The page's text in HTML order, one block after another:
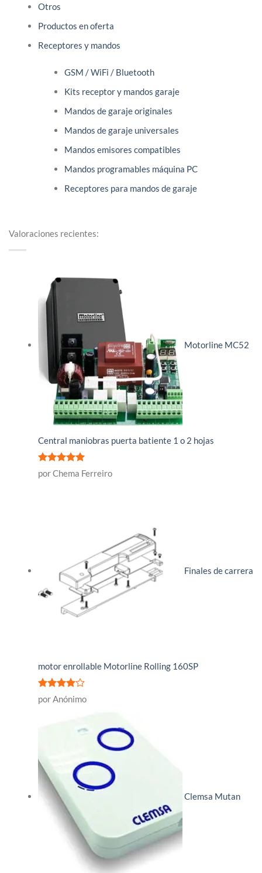
Otros
Productos en oferta
Receptores y mandos
GSM / WiFi / Bluetooth
Kits receptor y mandos garaje
Mandos de garaje originales
Mandos de garaje universales
Mandos emisores compatibles
Mandos programables máquina PC
Receptores para mandos de garaje
Valoraciones recientes:
Motorline MC52
Central maniobras puerta batiente 1 o 2 hojas
Valorado
con5de 5
por Chema Ferreiro
Finales de carrera
motor enrollable Motorline Rolling 160SP
Valorado
con 4de
por Anónimo
Clemsa Mutan